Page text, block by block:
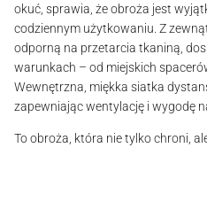
okuć, sprawia, że obroża jest
codziennym użytkowaniu. Z
odporną na przetarcia tkaniną,
warunkach – od miejskich
Wewnętrzna, miękka siatka
zapewniając wentylację i wygodę
To obroża, która nie tylko chroni,